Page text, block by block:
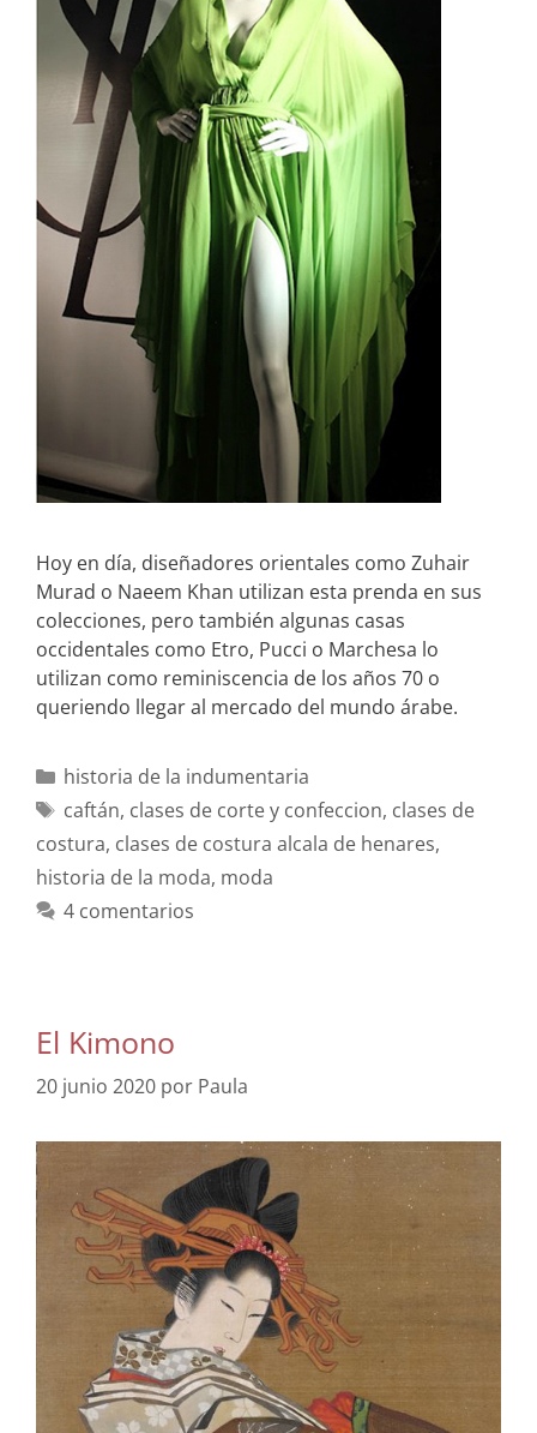
Hoy en día, diseñadores orientales como Zuhair
Murad o Naeem Khan utilizan esta prenda en sus
colecciones, pero también algunas casas
occidentales como Etro, Pucci o Marchesa lo
utilizan como reminiscencia de los años 70 o
queriendo llegar al mercado del mundo árabe.
historia de la indumentaria
caftán, clases de corte y confeccion, clases de
costura, clases de costura alcala de henares,
historia de la moda, moda
4 comentarios
El Kimono
20 junio 2020 por Paula